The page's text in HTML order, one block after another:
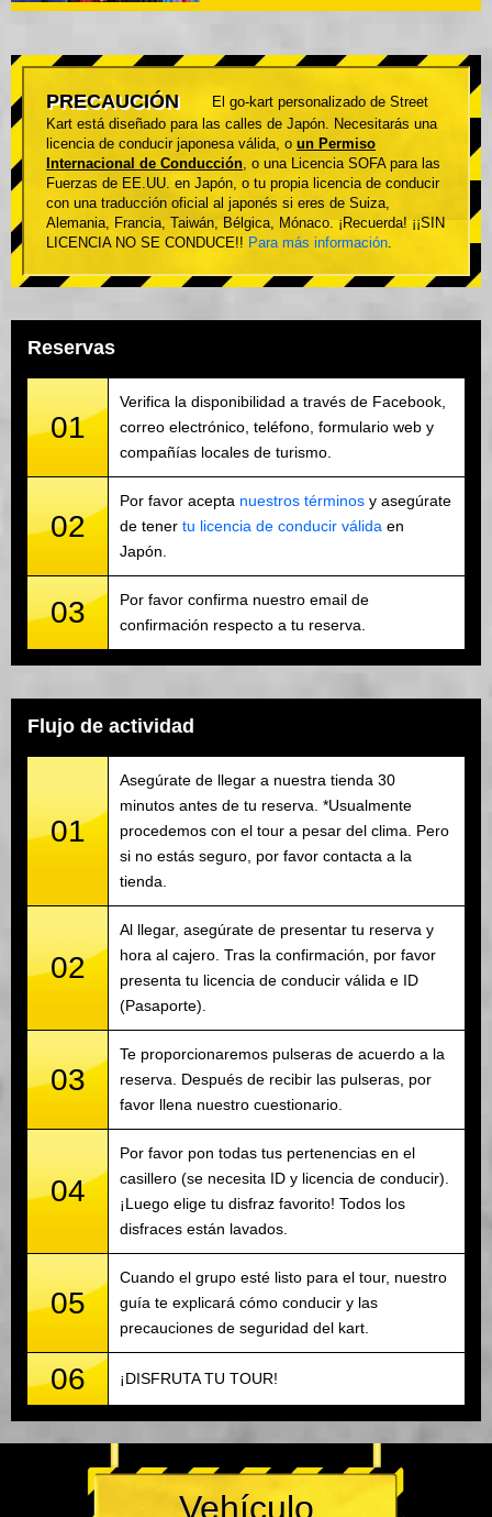
PRECAUCIÓN
El go-kart personalizado de Street
Kart está diseñado para las calles de Japón. Necesitarás una
licencia de conducir japonesa válida, o un Permiso
Internacional de Conducción, o una Licencia SOFA para las
Fuerzas de EE.UU. en Japón, o tu propia licencia de conducir
con una traducción oficial al japonés si eres de Suiza,
Alemania, Francia, Taiwán, Bélgica, Mónaco. ¡Recuerda! ¡¡SIN
LICENCIA NO SE CONDUCE!! Para más información.
Reservas
01
Verifica la disponibilidad a través de Facebook,
correo electrónico, teléfono, formulario web y
compañías locales de turismo.
02
Por favor acepta nuestros términos y asegúrate
de tener tu licencia de conducir válida en
Japón.
03
Por favor confirma nuestro email de
confirmación respecto a tu reserva.
Flujo de actividad
01
Asegúrate de llegar a nuestra tienda 30
minutos antes de tu reserva. *Usualmente
procedemos con el tour a pesar del clima. Pero
si no estás seguro, por favor contacta a la
tienda.
02
Al llegar, asegúrate de presentar tu reserva y
hora al cajero. Tras la confirmación, por favor
presenta tu licencia de conducir válida e ID
(Pasaporte).
03
Te proporcionaremos pulseras de acuerdo a la
reserva. Después de recibir las pulseras, por
favor llena nuestro cuestionario.
04
Por favor pon todas tus pertenencias en el
casillero (se necesita ID y licencia de conducir).
¡Luego elige tu disfraz favorito! Todos los
disfraces están lavados.
05
Cuando el grupo esté listo para el tour, nuestro
guía te explicará cómo conducir y las
precauciones de seguridad del kart.
06 ¡DISFRUTA TU TOUR!
Vehículo